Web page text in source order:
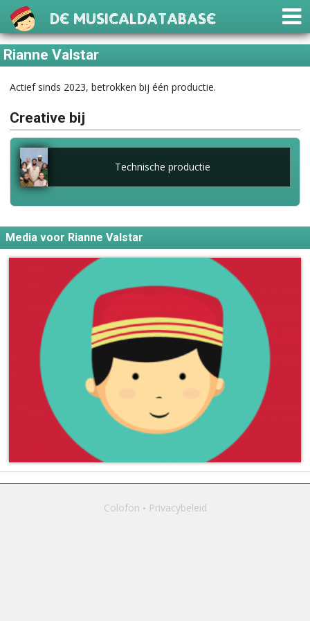
De Musicaldatabase
Rianne Valstar
Actief sinds 2023, betrokken bij één productie.
Creative bij
Technische productie
Media voor Rianne Valstar
Colofon Privacybeleid